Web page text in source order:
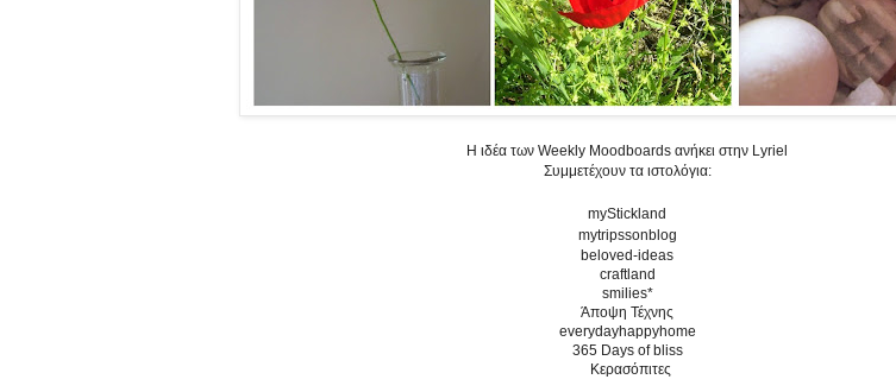
Η ιδέα των Weekly Moodboards ανήκει στην Lyriel
Συμμετέχουν τα ιστολόγια:
myStickland
mytripssonblog
beloved-ideas
craftland
smilies*
Άποψη Τέχνης
everydayhappyhome
365 Days of bliss
Κερασόπιτες